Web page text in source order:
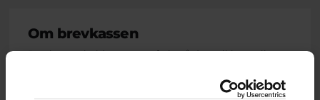
Om brevkassen
Brevkassen holder sommerferie, så det er ikke muligt at
Du kan stadig læse tidligere spørgsmål og svar.